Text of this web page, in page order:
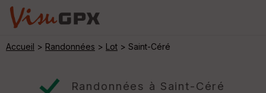
Accueil > Randonnées > Lot > Saint-Céré
Randonnées à Saint-Céré